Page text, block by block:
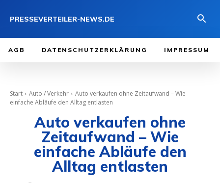
PRESSEVERTEILER-NEWS.DE
AGB DATENSCHUTZERKLÄRUNG IMPRESSUM
Start Auto / Verkehr
Auto verkaufen ohne Zeitaufwand – Wie
einfache Abläufe den Alltag entlasten
Auto verkaufen ohne
Zeitaufwand – Wie
einfache Abläufe den
Alltag entlasten